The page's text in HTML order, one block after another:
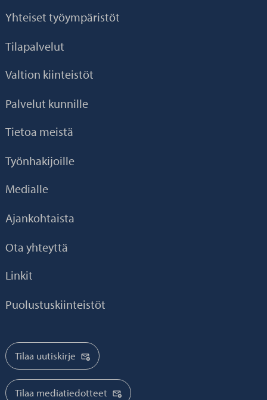
Yhteiset työympäristöt
Tilapalvelut
Valtion kiinteistöt
Palvelut kunnille
Tietoa meistä
Työnhakijoille
Medialle
Ajankohtaista
Ota yhteyttä
Linkit
Puolustuskiinteistöt
Tilaa uutiskirje
Tilaa mediatiedotteet